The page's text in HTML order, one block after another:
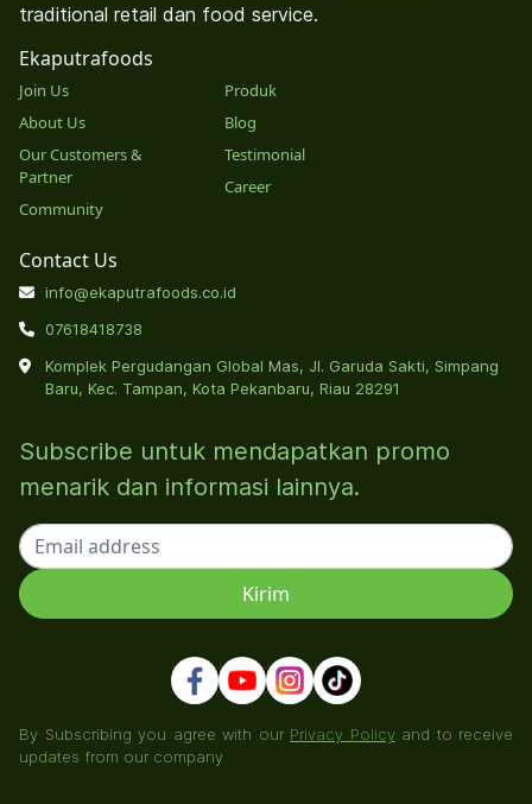
traditional retail dan food service.
Ekaputrafoods
Join Us
About Us
Our Customers &
Partner
Community
Produk
Blog
Testimonial
Career
Contact Us
info@ekaputrafoods.co.id
07618418738
Komplek Pergudangan Global Mas, Jl. Garuda Sakti, Simpang
Baru, Kec. Tampan, Kota Pekanbaru, Riau 28291
Subscribe untuk mendapatkan promo
menarik dan informasi lainnya.
By Subscribing you agree with our Privacy Policyand to receive
updates from our company